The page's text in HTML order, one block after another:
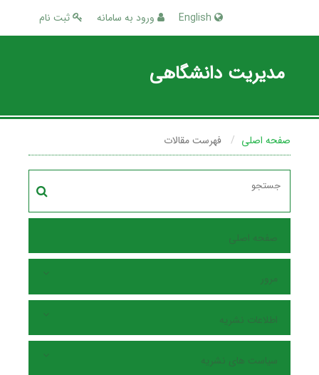
ثبت نام ورود به سامانه
مدیریت دانشگاهی
صفحه اصلی فهرست مقالات
صفحه اصلی
مرور
اطلاعات نشریه
سیاست های نشریه